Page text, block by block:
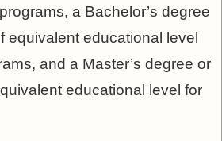
a Bachelor’s degree
equivalent educational level
and a Master’s degree or
educational level for